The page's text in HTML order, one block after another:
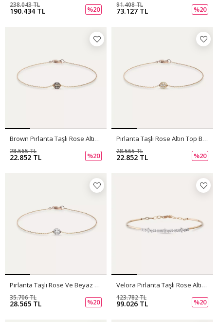
190.434 TL
238.043 TL
%20 73.127 TL
91.408 TL
%20
Brown Pırlanta Taşlı Rose Altın Top Bileklik
22.852 TL
28.565 TL
%20
Pırlanta Taşlı Rose Altın Top Bileklik
22.852 TL
28.565 TL
%20
Pırlanta Taşlı Rose Ve Beyaz Altın Top Bileklik
28.565 TL
35.706 TL
%20
Velora Pırlanta Taşlı Rose Altın Bileklik
99.026 TL
123.782 TL
%20